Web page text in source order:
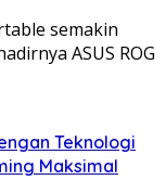
semakin
ASUS ROG
Teknologi
Maksimal